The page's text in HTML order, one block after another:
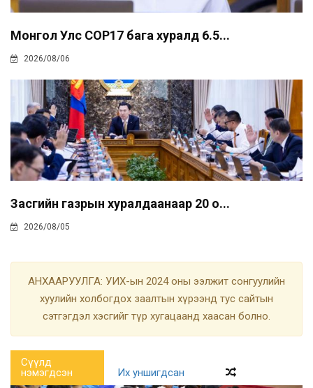
Монгол Улс COP17 бага хуралд 6.5...
2026/08/06
Засгийн газрын хуралдаанаар 20 о...
2026/08/05
АНХААРУУЛГА: УИХ-ын 2024 оны ээлжит сонгуулийн
хуулийн холбогдох заалтын хүрээнд тус сайтын
сэтгэгдэл хэсгийг түр хугацаанд хаасан болно.
Сүүлд
нэмэгдсэн
Их уншигдсан